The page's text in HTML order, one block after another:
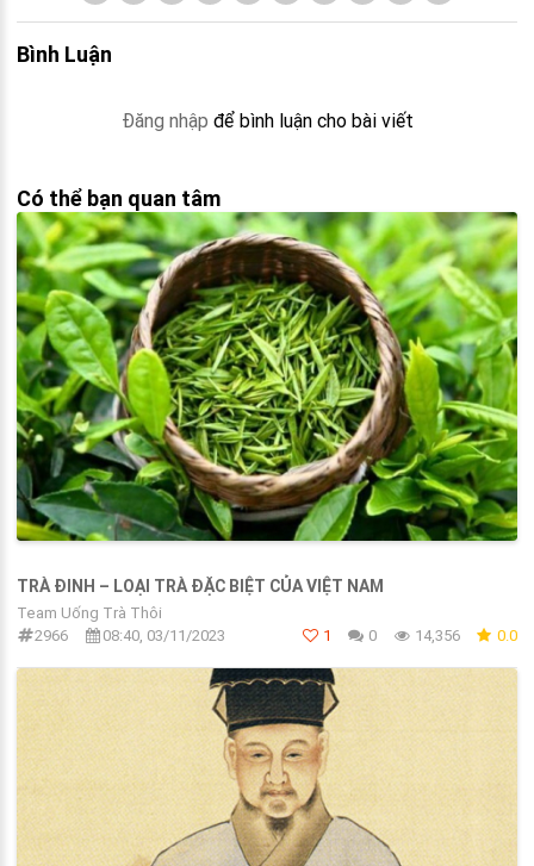
Bình Luận
Đăng nhập để bình luận cho bài viết
Có thể bạn quan tâm
TRÀ ĐINH – LOẠI TRÀ ĐẶC BIỆT CỦA VIỆT NAM
Team Uống Trà Thôi
2966
08:40, 03/11/2023 1 0 14,356 0.0